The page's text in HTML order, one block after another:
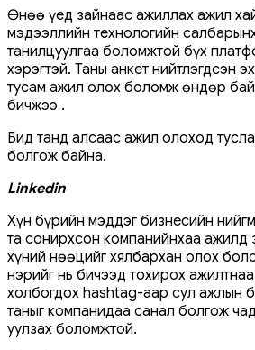
Өнөө үед зайнаас ажиллах ажил
мэдээллийн технологийн
танилцуулгаа боломжтой бүх
хэрэгтэй. Таны анкет нийтлэгдсэн
тусам ажил олох боломж өндөр
бичжээ .
Бид танд алсаас ажил олоход
болгож байна.
Linkedin
Хүн бүрийн мэддэг бизнесийн
та сонирхсон компанийнхаа ажилд
хүний ​​нөөцийг хялбархан олох
нэрийг нь бичээд тохирох
холбогдох hashtag-аар сул ажлын
таныг компанидаа санал болгож
уулзах боломжтой.